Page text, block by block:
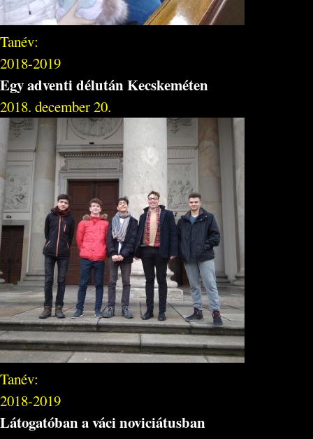
Tanév:
2018-2019
Egy adventi délután Kecskeméten
2018. december 20.
Tanév:
2018-2019
Látogatóban a váci noviciátusban